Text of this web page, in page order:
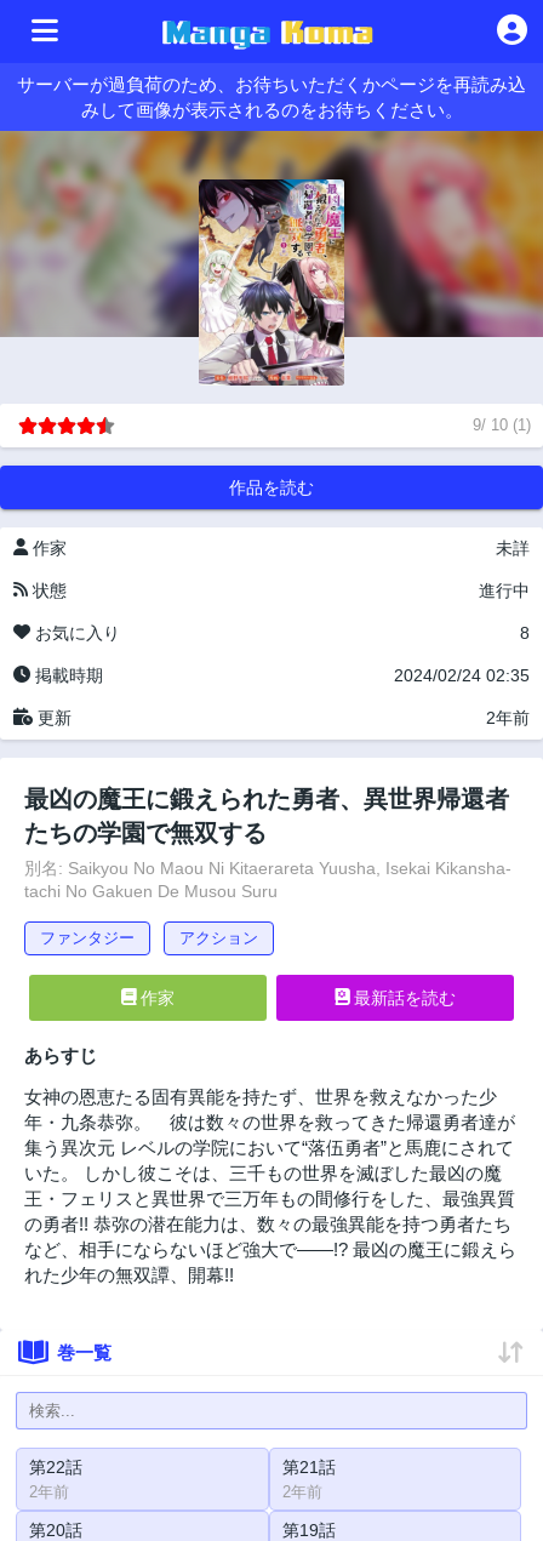
サーバーが過負荷のため、お待ちいただくかページを再読み込
みして画像が表示されるのをお待ちください。
9/ 10 (1)
作品を読む
作家 未詳
状態 進行中
お気に入り 8
掲載時期 2024/02/24 02:35
更新 2年前
最凶の魔王に鍛えられた勇者、異世界帰還者
たちの学園で無双する
別名: Saikyou No Maou Ni Kitaerareta Yuusha, Isekai Kikansha-
tachi No Gakuen De Musou Suru
ファンタジー アクション
作家 最新話を読む
あらすじ
女神の恩恵たる固有異能を持たず、世界を救えなかった少
年・九条恭弥。 彼は数々の世界を救ってきた帰還勇者達が
集う異次元 レベルの学院において“落伍勇者”と馬鹿にされて
いた。 しかし彼こそは、三千もの世界を滅ぼした最凶の魔
王・フェリスと異世界で三万年もの間修行をした、最強異質
の勇者!! 恭弥の潜在能力は、数々の最強異能を持つ勇者たち
など、相手にならないほど強大で――!? 最凶の魔王に鍛えら
れた少年の無双譚、開幕!!
巻一覧
第22話
2年前
第21話
2年前
第20話 第19話